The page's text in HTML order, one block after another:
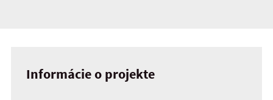
Informácie o projekte